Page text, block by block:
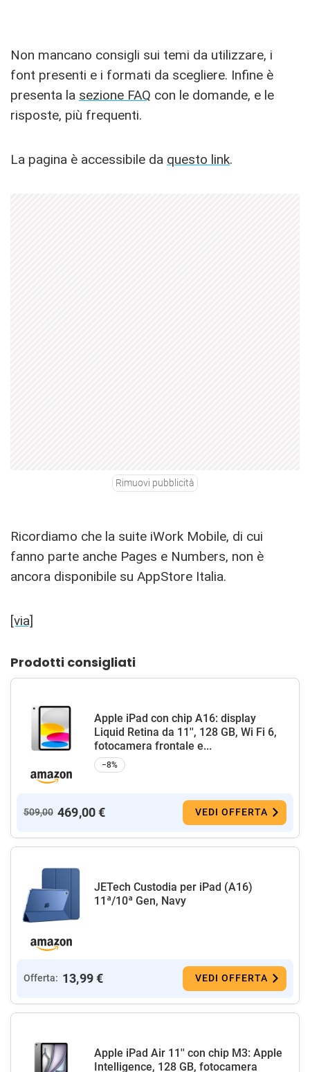
Non mancano consigli sui temi da utilizzare, i
font presenti e i formati da scegliere. Infine è
presenta la sezione FAQ con le domande, e le
risposte, più frequenti.
La pagina è accessibile da questo link.
Rimuovi pubblicità
Ricordiamo che la suite iWork Mobile, di cui
fanno parte anche Pages e Numbers, non è
ancora disponibile su AppStore Italia.
[via]
Prodotti consigliati
Apple iPad con chip A16: display
Liquid Retina da 11'', 128 GB, Wi Fi 6,
fotocamera frontale e...
−8%
509,00 469,00 € VEDI OFFERTA
JETech Custodia per iPad (A16)
11ª/10ª Gen, Navy
Offerta: 13,99 € VEDI OFFERTA
Apple iPad Air 11'' con chip M3: Apple
Intelligence, 128 GB, fotocamera